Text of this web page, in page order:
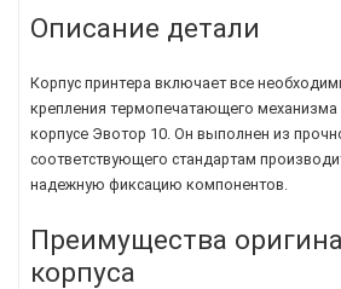
Описание детали
Корпус принтера включает все
крепления термопечатающего механизма
корпусе Эвотор 10. Он выполнен из
соответствующего стандартам
надежную фиксацию компонентов.
Преимущества
корпуса